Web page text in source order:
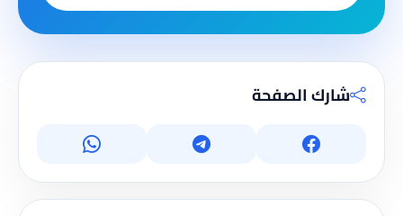
شارك الصفحة